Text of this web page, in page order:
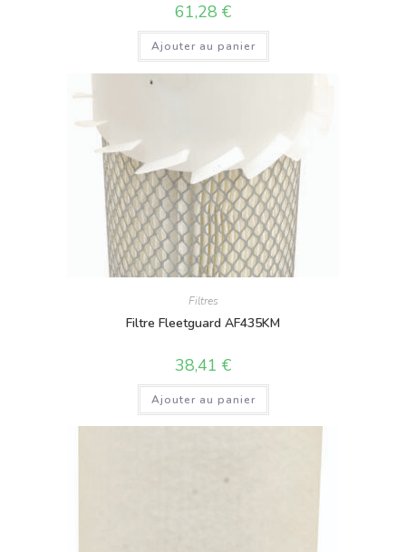
61,28 €
Ajouter au panier
Filtres
Filtre Fleetguard AF435KM
38,41 €
Ajouter au panier